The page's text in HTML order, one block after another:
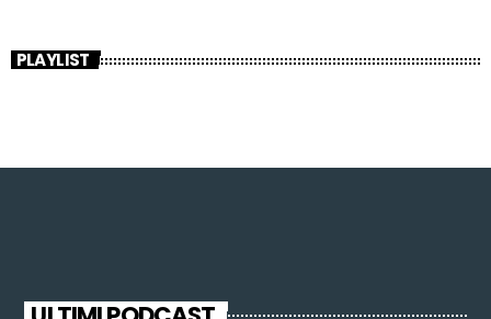
PLAYLIST